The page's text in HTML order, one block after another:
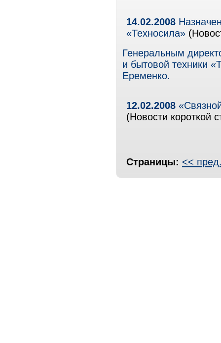
14.02.2008
«Техносила»
Генеральным
и бытовой техники
Еременко.
12.02.2008
(Новости короткой
Страницы: <<